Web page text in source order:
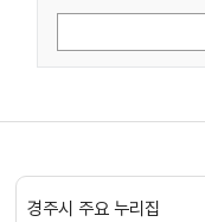
경주시 주요 누리집